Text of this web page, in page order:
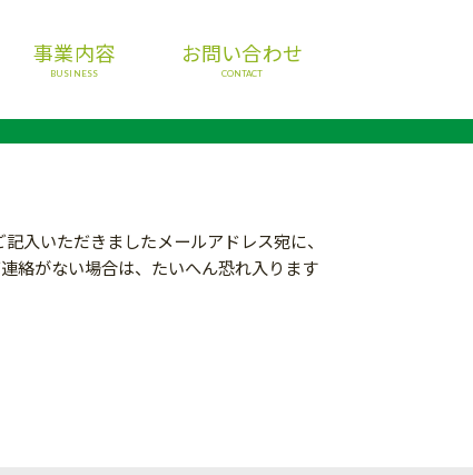
事業内容
BUSINESS
お問い合わせ
CONTACT
入いただきましたメールアドレス宛に、
絡がない場合は、たいへん恐れ入ります